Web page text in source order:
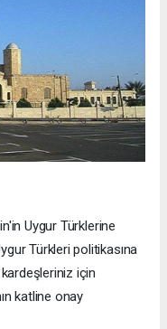
Uygur Türklerine
Türkleri politikasına
için
katline onay